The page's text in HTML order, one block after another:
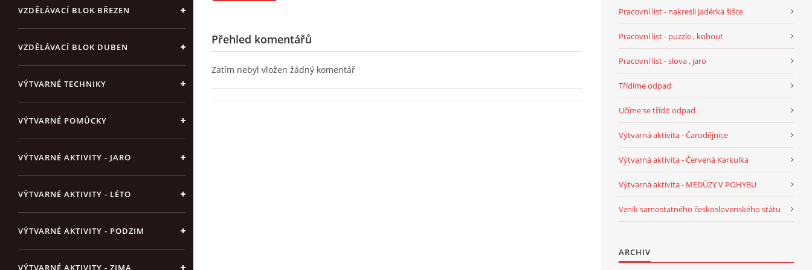
VZDĚLÁVACÍ BLOK BŘEZEN
VZDĚLÁVACÍ BLOK DUBEN
VÝTVARNÉ TECHNIKY
VÝTVARNÉ POMŮCKY
VÝTVARNÉ AKTIVITY - JARO
VÝTVARNÉ AKTIVITY - LÉTO
VÝTVARNÉ AKTIVITY - PODZIM
VÝTVARNÉ AKTIVITY - ZIMA
Přehled komentářů
Zatím nebyl vložen žádný komentář
Pracovní list - nakresli jadérka šišce
Pracovní list - puzzle , kohout
Pracovní list - slova , jaro
Třídíme odpad
Učíme se třídit odpad
Výtvarná aktivita - Čarodějnice
Výtvarná aktivita - Červená Karkulka
Výtvarná aktivita - MEDÚZY V POHYBU
Vznik samostatného československého státu
ARCHIV